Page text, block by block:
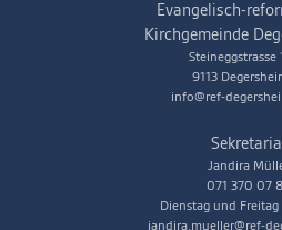
Evangelisch-
Kirchgemeinde
Steineggstrasse
9113
info@ref-
Jandira
071 370 07
Dienstag und
jandira.mueller@ref-